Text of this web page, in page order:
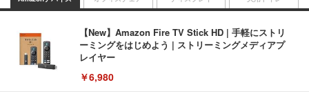
【New】Amazon Fire TV Stick HD | 手軽にストリ
ーミングをはじめよう | ストリーミングメディアプ
レイヤー
￥6,980